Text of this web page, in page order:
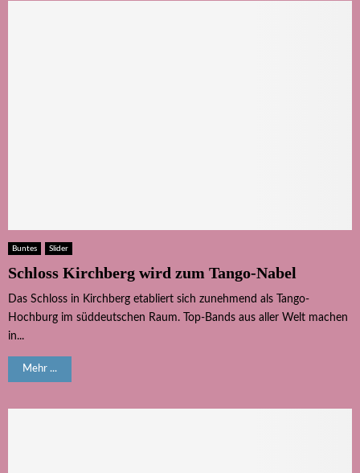
Buntes Slider
Schloss Kirchberg wird zum Tango-Nabel
Das Schloss in Kirchberg etabliert sich zunehmend als Tango-
Hochburg im süddeutschen Raum. Top-Bands aus aller Welt machen
in...
Mehr ...